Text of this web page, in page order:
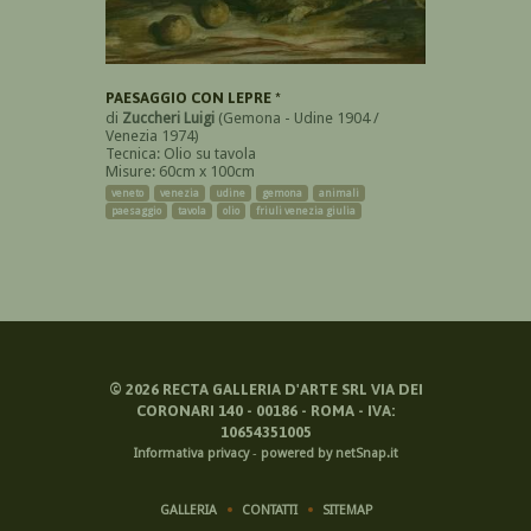
PAESAGGIO CON LEPRE *
di Zuccheri Luigi (Gemona - Udine 1904 /
Venezia 1974)
Tecnica: Olio su tavola
Misure: 60cm x 100cm
veneto venezia udine gemona
animali
paesaggio
tavola olio friuli venezia giulia
© 2026RECTA GALLERIA D'ARTE SRL VIA DEI
CORONARI 140 - 00186 - ROMA - IVA:
10654351005
Informativa privacy- powered by netSnap.it
GALLERIA CONTATTI SITEMAP